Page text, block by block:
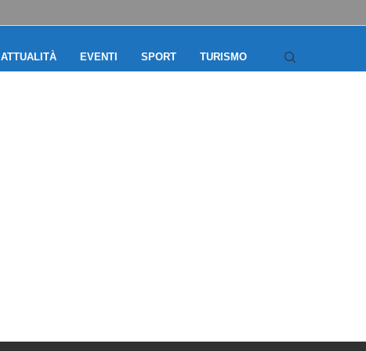
ATTUALITÀ EVENTI SPORT TURISMO